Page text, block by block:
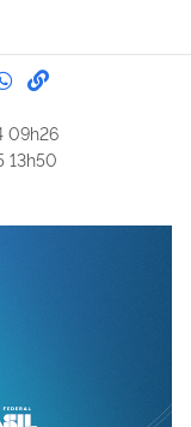
por Facebook
por Twitter
por
Compartilhe
link para
13h50